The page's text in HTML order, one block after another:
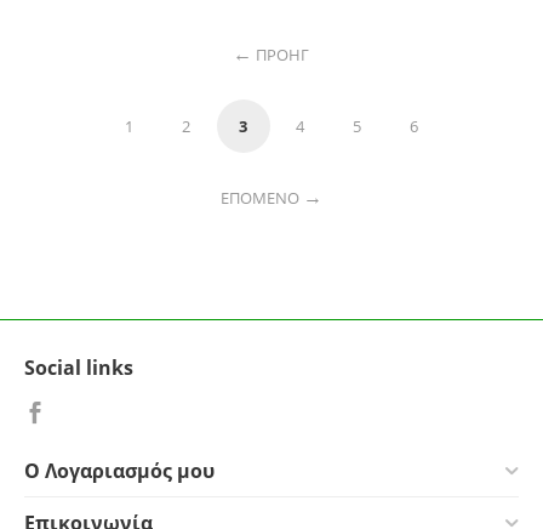
ΠΡΟΗΓ
1 2 3 4 5 6
ΕΠΌΜΕΝΟ
Social links
Ο Λογαριασμός μου
Επικοινωνία